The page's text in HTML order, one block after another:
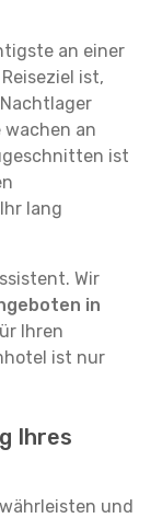
an einer
ist,
wachen an
ist
lang
Wir
in
Ihren
ist nur
Ihres
und